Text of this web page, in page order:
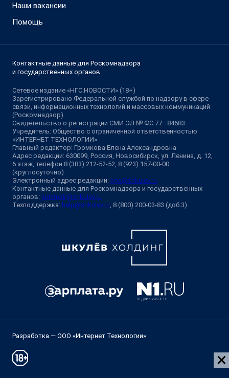
Наши вакансии
Помощь
Контактные данные для Роскомнадзора
и государственных органов
Сетевое издание «НГС.НОВОСТИ» (18+)
Зарегистрировано Федеральной службой по надзору в сфере
связи, информационных технологий и массовых коммуникаций
(Роскомнадзор)
Свидетельство о регистрации СМИ ЭЛ № ФС 77—84683
Учредитель: Общество с ограниченной ответственностью
«ИНТЕРНЕТ ТЕХНОЛОГИИ»
Главный редактор: Громкова Елена Александровна
Адрес редакции: 630099, Россия, Новосибирск, ул. Ленина, д. 12,
6 этаж, телефон 8 (383) 212-52-52, 8 (923) 157-00-00
(круглосуточно)
Электронный адрес редакции: ngs@shkulev.ru
Контактные данные для Роскомнадзора и государственных
органов: juristnsk@shkulev.ru
Техподдержка: help@shkulev.ru , 8 (800) 200-03-83 (доб.3)
Разработка — ООО «Интернет Технологии»